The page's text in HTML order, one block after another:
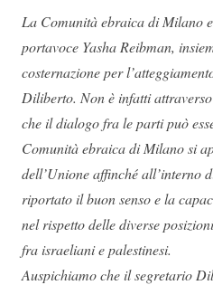
La Comunità ebraica di Milano
portavoce Yasha Reibman,
costernazione per
Diliberto. Non è infatti
che il dialogo fra le parti può
Comunità ebraica di Milano si
dell’Unione affinché all’interno
riportato il buon senso e la
nel rispetto delle diverse
fra israeliani e palestinesi.
Auspichiamo che il segretario